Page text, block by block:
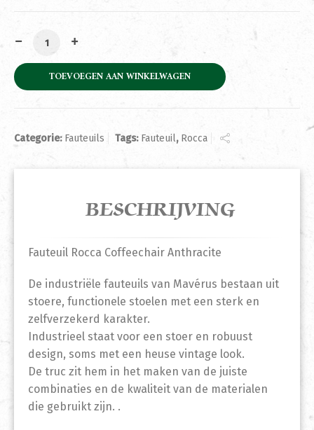
Fauteuil Rocca Coffeechair Anthracite aantal
TOEVOEGEN AAN WINKELWAGEN
Categorie: Fauteuils Tags: Fauteuil, Rocca
BESCHRIJVING
Fauteuil Rocca Coffeechair Anthracite
De industriële fauteuils van Mavérus bestaan uit
stoere, functionele stoelen met een sterk en
zelfverzekerd karakter.
Industrieel staat voor een stoer en robuust
design, soms met een heuse vintage look.
De truc zit hem in het maken van de juiste
combinaties en de kwaliteit van de materialen
die gebruikt zijn. .